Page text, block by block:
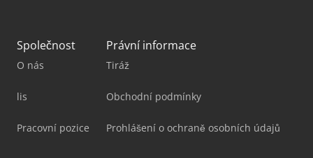
Společnost
O nás
lis
Pracovní pozice
Právní informace
Tiráž
Obchodní podmínky
Prohlášení o ochraně osobních údajů